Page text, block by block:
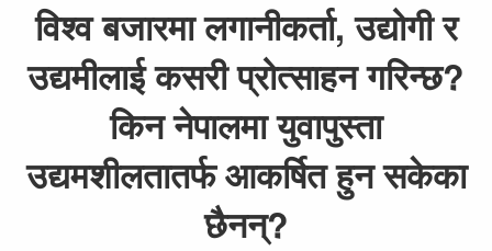
विश्व बजारमा लगानीकर्ता, उद्योगी र
उद्यमीलाई कसरी प्रोत्साहन गरिन्छ?
किन नेपालमा युवापुस्ता
उद्यमशीलतातर्फ आकर्षित हुन सकेका
छैनन्?